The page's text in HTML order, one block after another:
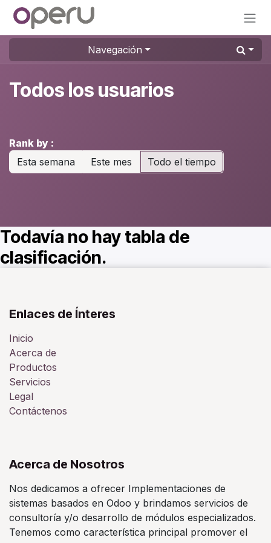
Ir al contenido
Navegación
Todos los usuarios
Rank by :
Esta semana
Este mes Todo el tiempo
Todavía no hay tabla de
clasificación.
Enlaces de Ínteres
Inicio
Acerca de
Productos
Servicios
Legal
Contáctenos
Acerca de Nosotros
Nos dedicamos a ofrecer Implementaciones de
sistemas basados en Odoo y brindamos servicios de
consultoría y/o desarrollo de módulos especializados.
Tenemos como característica principal promover el